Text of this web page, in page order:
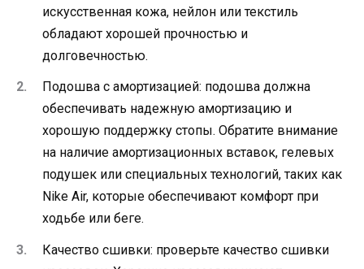
искусственная кожа, нейлон или текстиль
обладают хорошей прочностью и
долговечностью.
Подошва с амортизацией: подошва должна
обеспечивать надежную амортизацию и
хорошую поддержку стопы. Обратите внимание
на наличие амортизационных вставок, гелевых
подушек или специальных технологий, таких как
Nike Air, которые обеспечивают комфорт при
ходьбе или беге.
Качество сшивки: проверьте качество сшивки